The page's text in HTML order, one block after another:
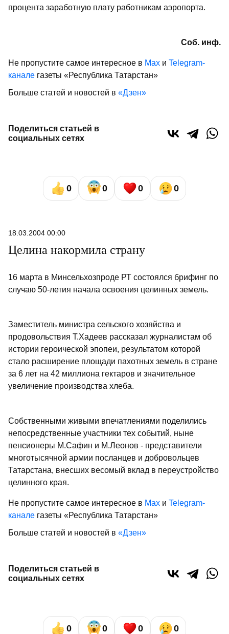
процента заработную плату работникам аэропорта.
Соб. инф.
Не пропустите самое интересное в Max и Telegram-
канале газеты «Республика Татарстан»
Больше статей и новостей в «Дзен»
Поделиться статьей в
социальных сетях
0 0 0 0
18.03.2004 00:00
Целина накормила страну
16 марта в Минсельхозпроде РТ состоялся брифинг по
случаю 50-летия начала освоения целинных земель.
Заместитель министра сельского хозяйства и
продовольствия Т.Хадеев рассказал журналистам об
истории героической эпопеи, результатом которой
стало расширение площади пахотных земель в стране
за 6 лет на 42 миллиона гектаров и значительное
увеличение производства хлеба.
Собственными живыми впечатлениями поделились
непосредственные участники тех событий, ныне
пенсионеры М.Сафин и М.Леонов - представители
многотысячной армии посланцев и добровольцев
Татарстана, внесших весомый вклад в переустройство
целинного края.
Не пропустите самое интересное в Max и Telegram-
канале газеты «Республика Татарстан»
Больше статей и новостей в «Дзен»
Поделиться статьей в
социальных сетях
0 0 0 0